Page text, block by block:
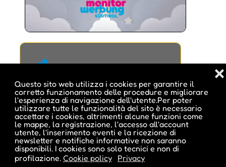
Questo sito web utilizza i cookies per garantire il
corretto funzionamento delle procedure e migliorare
l'esperienza di navigazione dell'utente.Per poter
utilizzare tutte le funzionalità del sito è necessario
accettare i cookies, altrimenti alcune funzioni come
le mappe, la registrazione, l'accesso all'account
utente, l'inserimento eventi e la ricezione di
newsletter e notifiche informative non saranno
disponibili. I cookies sono solo tecnici e non di
profilazione. Cookie policy Privacy
❌